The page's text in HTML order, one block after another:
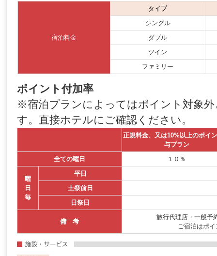
宿泊料金
タイプ
シングル
ダブル
ツイン
ファミリー
ポイント付加率
※宿泊プランによってはポイント対象
す。直接ホテルにご確認ください。
正規料金、又は10%以上のポイ
与プラン
全ての曜日
１０％
曜
日
毎
平日
土祭前日
日祭日
備 考
旅行代理店・一般予
ご宿泊はポ